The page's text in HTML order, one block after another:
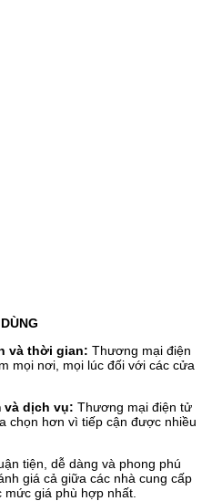
và thời gian: Thương mại điện
mọi nơi, mọi lúc đối với các cửa
và dịch vụ: Thương mại điện tử
chọn hơn vì tiếp cận được nhiều
tiện, dễ dàng và phong phú
giá cả giữa các nhà cung cấp
giá phù hợp nhất.